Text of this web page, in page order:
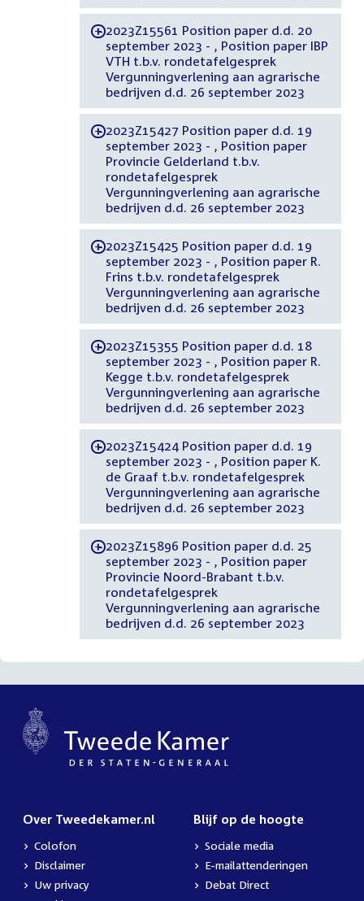
-2023Z15561 Position paper d.d. 20
september 2023 - , Position paper IBP
VTH t.b.v. rondetafelgesprek
Vergunningverlening aan agrarische
bedrijven d.d. 26 september 2023
-2023Z15427 Position paper d.d. 19
september 2023 - , Position paper
Provincie Gelderland t.b.v.
rondetafelgesprek
Vergunningverlening aan agrarische
bedrijven d.d. 26 september 2023
-2023Z15425 Position paper d.d. 19
september 2023 - , Position paper R.
Frins t.b.v. rondetafelgesprek
Vergunningverlening aan agrarische
bedrijven d.d. 26 september 2023
-2023Z15355 Position paper d.d. 18
september 2023 - , Position paper R.
Kegge t.b.v. rondetafelgesprek
Vergunningverlening aan agrarische
bedrijven d.d. 26 september 2023
-2023Z15424 Position paper d.d. 19
september 2023 - , Position paper K.
de Graaf t.b.v. rondetafelgesprek
Vergunningverlening aan agrarische
bedrijven d.d. 26 september 2023
-2023Z15896 Position paper d.d. 25
september 2023 - , Position paper
Provincie Noord-Brabant t.b.v.
rondetafelgesprek
Vergunningverlening aan agrarische
bedrijven d.d. 26 september 2023
Over Tweedekamer.nl
Colofon
Disclaimer
Uw privacy
Blijf op de hoogte
Sociale media
E-mailattenderingen
Debat Direct